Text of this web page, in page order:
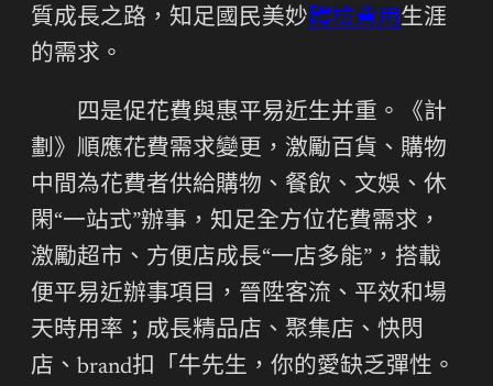
質成長之路，知足國民美妙體檢費用生涯
的需求。
四是促花費與惠平易近生并重。《計
劃》順應花費需求變更，激勵百貨、購物
中間為花費者供給購物、餐飲、文娛、休
閑“一站式”辦事，知足全方位花費需求，
激勵超市、方便店成長“一店多能”，搭載
便平易近辦事項目，晉陞客流、平效和場
天時用率；成長精品店、聚集店、快閃
店、brand扣「牛先生，你的愛缺乏彈性。